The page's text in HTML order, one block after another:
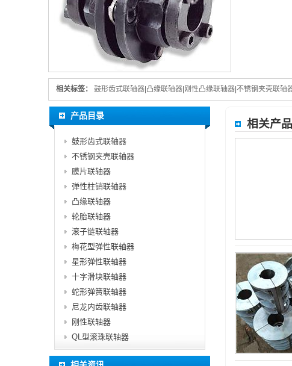
相关标签： 鼓形齿式联轴器 凸缘联轴器 刚性凸缘联轴器 不锈钢夹壳联轴
相关产品
产品目录
鼓形齿式联轴器
不锈钢夹壳联轴器
膜片联轴器
弹性柱销联轴器
凸缘联轴器
轮胎联轴器
滚子链联轴器
梅花型弹性联轴器
星形弹性联轴器
十字滑块联轴器
蛇形弹簧联轴器
尼龙内齿联轴器
刚性联轴器
QL型滚珠联轴器